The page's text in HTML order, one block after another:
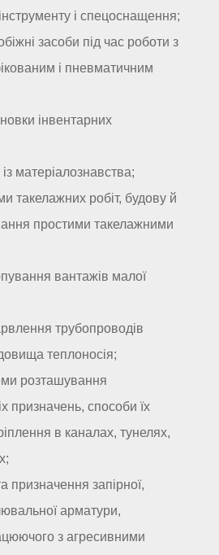
і спецоснащення;
засоби під час роботи з
і пневматичним
інвентарних
матеріалознавства;
такелажних робіт, будову й
простими такелажними
вантажів малої
трубопроводів
теплоносія;
розташування
призначень, способи їх
в каналах, тунелях,
призначення запірної,
арматури,
з агресивними